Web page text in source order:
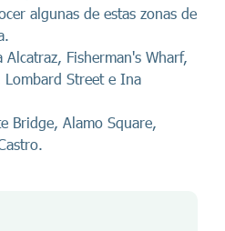
algunas de estas zonas de
Alcatraz, Fisherman's Wharf,
Street e Ina
Bridge, Alamo Square,